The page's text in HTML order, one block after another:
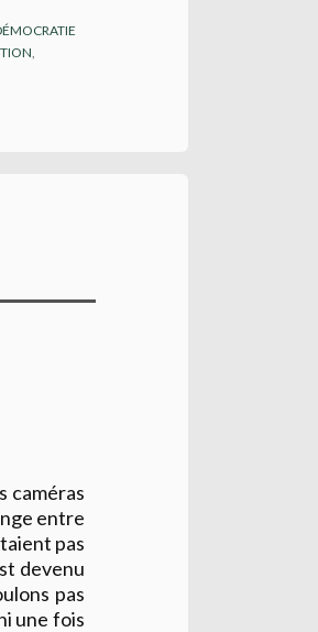
,
caméras
entre
pas
devenu
pas
une fois